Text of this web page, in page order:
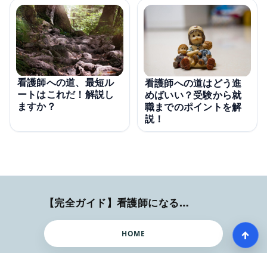
看護師への道、最短ル
ートはこれだ！解説し
ますか？
看護師への道はどう進
めばいい？受験から就
職までのポイントを解
説！
【完全ガイド】看護師になるまでのステップ＆スケジュール
HOME ↑